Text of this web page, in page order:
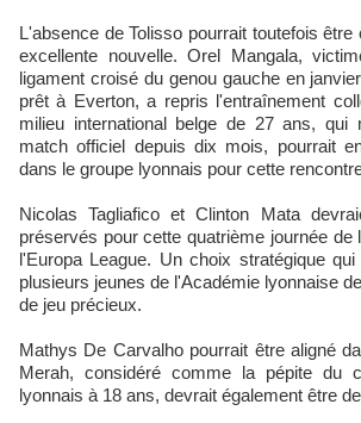
L'absence de Tolisso pourrait toutefois
excellente nouvelle. Orel Mangala,
ligament croisé du genou gauche en
prêt à Everton, a repris l'entraînement
milieu international belge de 27 ans, qui
match officiel depuis dix mois, pourrait
dans le groupe lyonnais pour cette
Nicolas Tagliafico et Clinton Mata
préservés pour cette quatrième journée de
l'Europa League. Un choix stratégique
plusieurs jeunes de l'Académie lyonnaise
de jeu précieux.​
Mathys De Carvalho pourrait être aligné
Merah, considéré comme la pépite du
lyonnais à 18 ans, devrait également être